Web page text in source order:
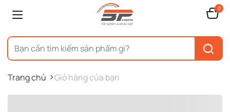
0
Trang chủ Giỏ hàng của bạn